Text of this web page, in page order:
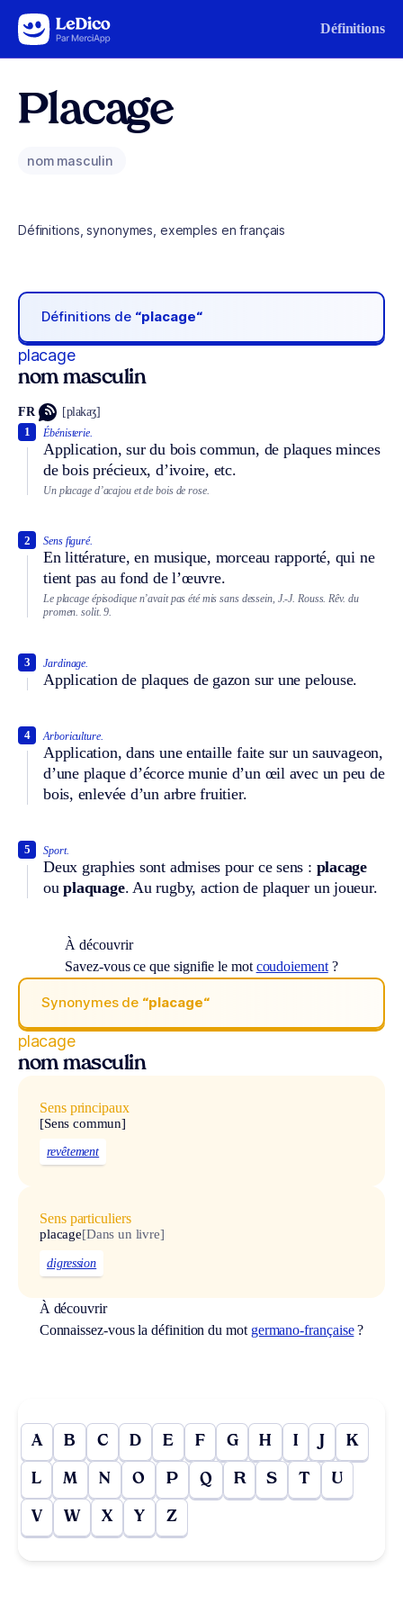
Aller au contenu Définitions
Placage
nom masculin
Définitions, synonymes, exemples en français
Définitions de “placage“
placage
nom masculin
FR [plakaʒ]
Ébénisterie.
Application, sur du bois commun, de plaques minces
de bois précieux, d’ivoire, etc.
1
Un placage d’acajou et de bois de rose.
Sens figuré.
En littérature, en musique, morceau rapporté, qui ne
tient pas au fond de l’œuvre.
2
Le placage épisodique n’avait pas été mis sans dessein, J.-J. Rouss. Rêv. du
promen. solit. 9.
Jardinage.
Application de plaques de gazon sur une pelouse.
3
Arboriculture.
Application, dans une entaille faite sur un sauvageon,
d’une plaque d’écorce munie d’un œil avec un peu de
bois, enlevée d’un arbre fruitier.
4
Sport.
Deux graphies sont admises pour ce sens : placage
ouplaquage. Au rugby, action de plaquer un joueur.
5
À découvrir
Savez-vous ce que signifie le mot coudoiement?
Synonymes de “placage“
placage
nom masculin
Sens principaux
[Sens commun]
revêtement
Sens particuliers
placage[Dans un livre]
digression
À découvrir
Connaissez-vous la définition du mot germano-française?
A B C D E F G H I J K
L M N O P Q R S T U
V W X Y Z